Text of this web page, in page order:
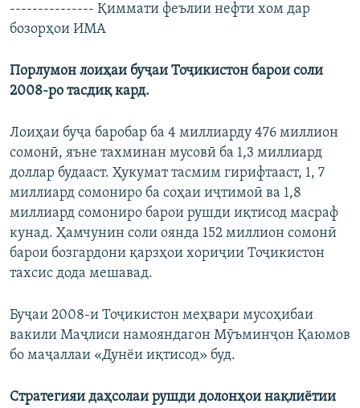
--------------- Қиммати феълии нефти хом дар
бозорҳои ИМА
Порлумон лоиҳаи буҷаи Тоҷикистон барои соли
2008-ро тасдиқ кард.
Лоиҳаи буҷа баробар ба 4 миллиарду 476 миллион
сомонӣ, яъне тахминан мусовӣ ба 1,3 миллиард
доллар будааст. Ҳукумат тасмим гирифтааст, 1, 7
миллиард сомониро ба соҳаи иҷтимоӣ ва 1,8
миллиард сомониро барои рушди иқтисод масраф
кунад. Ҳамчунин соли оянда 152 миллион сомонӣ
барои бозгардони қарзҳои хориҷии Тоҷикистон
тахсис дода мешавад.
Буҷаи 2008-и Тоҷикистон меҳвари мусоҳибаи
вакили Маҷлиси намояндагон Мӯъминҷон Қаюмов
бо маҷаллаи «Дунёи иқтисод» буд.
Стратегияи даҳсолаи рушди долонҳои нақлиётии